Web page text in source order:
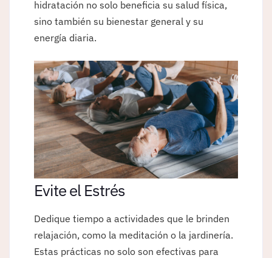
hidratación no solo beneficia su salud física,
sino también su bienestar general y su
energía diaria.
Evite el Estrés
Dedique tiempo a actividades que le brinden
relajación, como la meditación o la jardinería.
Estas prácticas no solo son efectivas para